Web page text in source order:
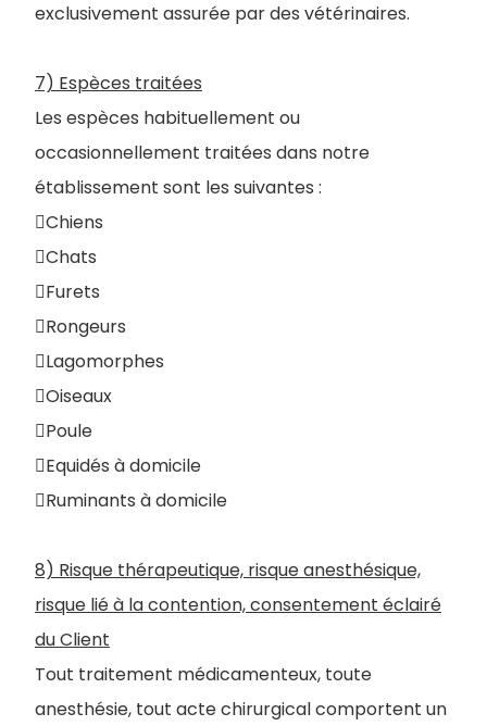
exclusivement assurée par des vétérinaires.
7) Espèces traitées
Les espèces habituellement ou
occasionnellement traitées dans notre
établissement sont les suivantes :
Chiens
Chats
Furets
Rongeurs
Lagomorphes
Oiseaux
Poule
Equidés à domicile
Ruminants à domicile
8) Risque thérapeutique, risque anesthésique,
risque lié à la contention, consentement éclairé
du Client
Tout traitement médicamenteux, toute
anesthésie, tout acte chirurgical comportent un